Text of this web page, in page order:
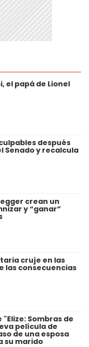
el papá de Lionel
después
Senado y recalcula
crean un
y “ganar”
cruje en las
las consecuencias
Sombras de
película de
de una esposa
su marido